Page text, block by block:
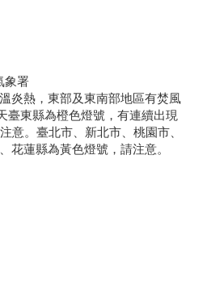
象署
炎熱，東部及東南部地區有焚風
臺東縣為橙色燈號，有連續出現
意。臺北市、新北市、桃園市、
花蓮縣為黃色燈號，請注意。